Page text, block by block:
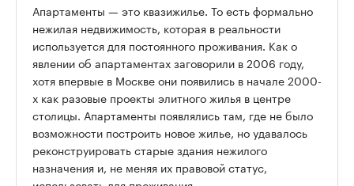
Апартаменты — это квазижилье. То есть формально
нежилая недвижимость, которая в реальности
используется для постоянного проживания. Как о
явлении об апартаментах заговорили в 2006 году,
хотя впервые в Москве они появились в начале 2000-
х как разовые проекты элитного жилья в центре
столицы. Апартаменты появлялись там, где не было
возможности построить новое жилье, но удавалось
реконструировать старые здания нежилого
назначения и, не меняя их правовой статус,